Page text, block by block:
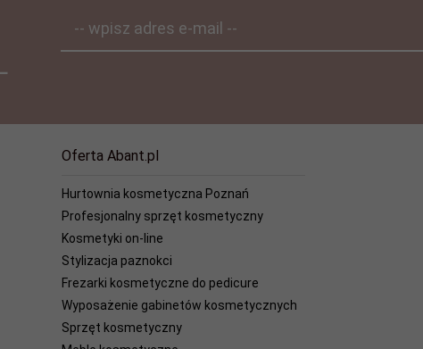
-- wpisz adres e-mail --
Oferta Abant.pl
Hurtownia kosmetyczna Poznań
Profesjonalny sprzęt kosmetyczny
Kosmetyki on-line
Stylizacja paznokci
Frezarki kosmetyczne do pedicure
Wyposażenie gabinetów kosmetycznych
Sprzęt kosmetyczny